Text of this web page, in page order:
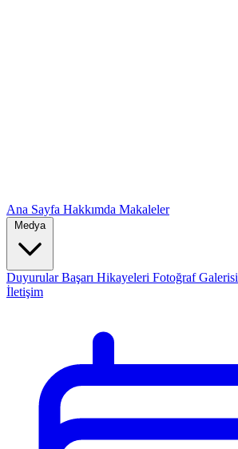
Ana Sayfa Hakkımda Makaleler
Medya
DuyurularBaşarı Hikayeleri Fotoğraf Galerisi
İletişim